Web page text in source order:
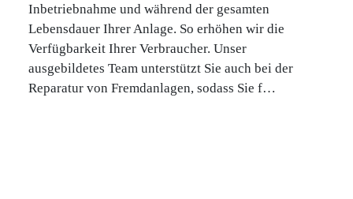
Inbetriebnahme und während der gesamten
Lebensdauer Ihrer Anlage. So erhöhen wir die
Verfügbarkeit Ihrer Verbraucher. Unser
ausgebildetes Team unterstützt Sie auch bei der
Reparatur von Fremdanlagen, sodass Sie f…